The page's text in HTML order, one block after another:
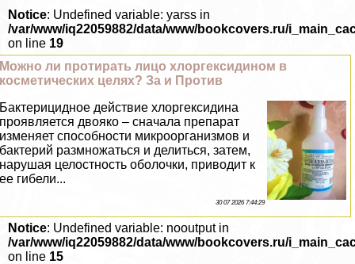
Notice: Undefined variable: yarss in
/var/www/iq22059882/data/www/bookcovers.ru/
on line 19
Можно ли протирать лицо хлоргексидином в
косметических целях? За и Против
Бактерицидное действие хлоргексидина
проявляется двояко – сначала препарат
изменяет способности микроорганизмов и
бактерий размножаться и делиться, затем,
нарушая целостность оболочки, приводит к
ее гибели...
30 07 2026 7:44:29
Notice: Undefined variable: nooutput in
/var/www/iq22059882/data/www/bookcovers.ru/
on line 15